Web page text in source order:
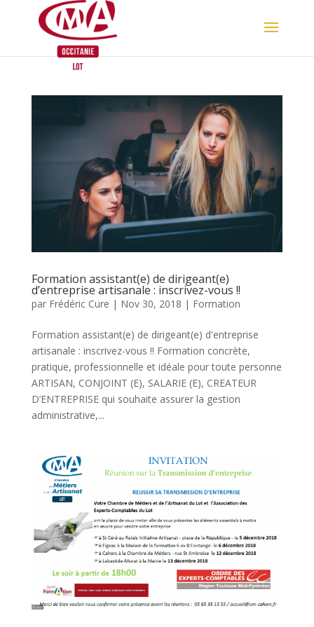
Formation assistant(e) de dirigeant(e)
d’entreprise artisanale : inscrivez-vous !!
par Frédéric Cure | Nov 30, 2018 | Formation
Formation assistant(e) de dirigeant(e) d'entreprise
artisanale : inscrivez-vous !! Formation concrète,
pratique, professionnelle et idéale pour toute personne
ARTISAN, CONJOINT (E), SALARIE (E), CREATEUR
D’ENTREPRISE qui souhaite assurer la gestion
administrative,...